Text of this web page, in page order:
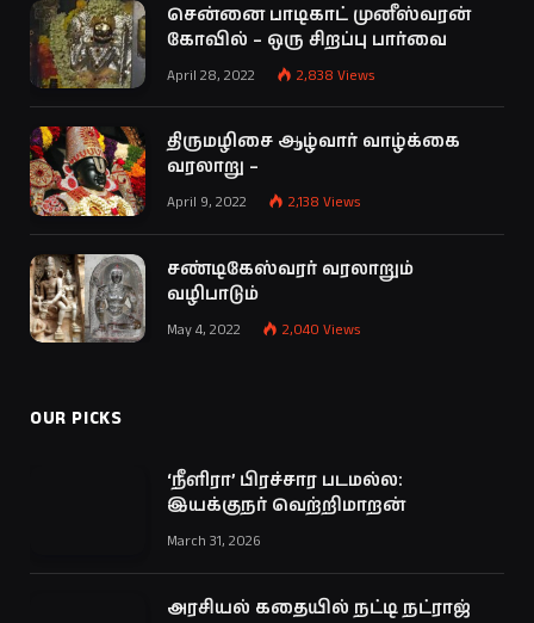
சென்னை பாடிகாட் முனீஸ்வரன்
கோவில் – ஒரு சிறப்பு பார்வை
April 28, 2022 2,838 Views
திருமழிசை ஆழ்வார் வாழ்க்கை
வரலாறு –
April 9, 2022 2,138 Views
சண்டிகேஸ்வரர் வரலாறும்
வழிபாடும்
May 4, 2022 2,040 Views
OUR PICKS
‘நீளிரா’ பிரச்சார படமல்ல:
இயக்குநர் வெற்றிமாறன்
March 31, 2026
அரசியல் கதையில் நட்டி நட்ராஜ்